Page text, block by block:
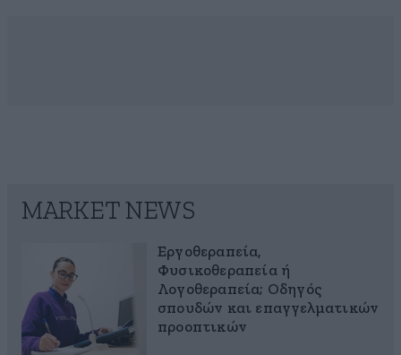
MARKET NEWS
Εργοθεραπεία,
Φυσικοθεραπεία ή
Λογοθεραπεία; Οδηγός
σπουδών και επαγγελματικών
προοπτικών